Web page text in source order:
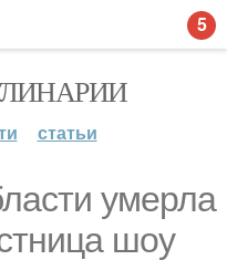
статьи
умерлa
шоу
5